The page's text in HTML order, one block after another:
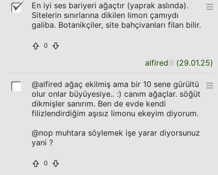
En iyi ses bariyeri ağaçtır (yaprak aslında).
Sitelerin sınırlarına dikilen limon çamıydı
galiba. Botanikçiler, site bahçivanları filan bilir.
0
alfired (29.01.25)
@alfired ağaç ekilmiş ama bir 10 sene gürültü
olur onlar büyüyesiye.. :) canım ağaçlar. söğüt
dikmişler sanırım. Ben de evde kendi
filizlendirdiğim aşısız limonu ekeyim diyorum.
@nop muhtara söylemek işe yarar diyorsunuz
yani ?
0